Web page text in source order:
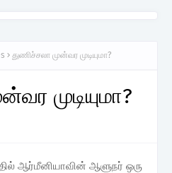
துணிச்சலா முன்வர முடியுமா?
முடியுமா?
ஆர்மீனியாவின் ஆளுநர் ஒரு